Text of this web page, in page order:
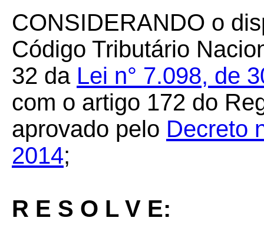
CONSIDERANDO o
Código Tributário
32 da Lei n° 7.098, de
com o artigo 172 do
aprovado pelo Decreto
2014;
R E S O L V E: